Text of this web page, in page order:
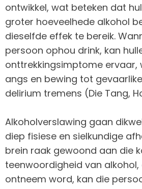
ontwikkel, wat beteken dat
groter hoeveelhede alkohol
dieselfde effek te bereik.
persoon ophou drink, kan
onttrekkingsimptome ervaar,
angs en bewing tot
delirium tremens (Die Tang,
Alkoholverslawing gaan
diep fisiese en sielkundige
brein raak gewoond aan die
teenwoordigheid van
ontneem word, kan die